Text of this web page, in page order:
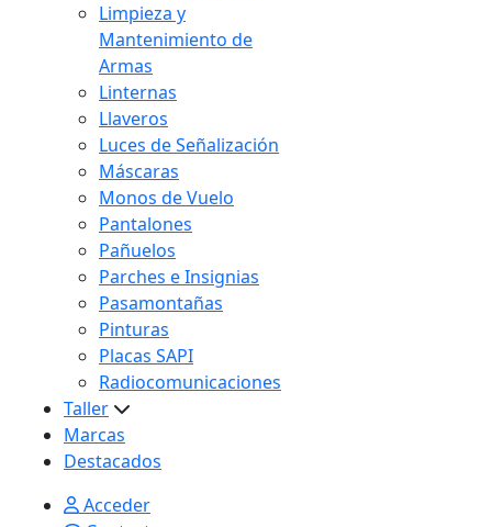
Limpieza y
Mantenimiento de
Armas
Linternas
Llaveros
Luces de Señalización
Máscaras
Monos de Vuelo
Pantalones
Pañuelos
Parches e Insignias
Pasamontañas
Pinturas
Placas SAPI
Radiocomunicaciones
Taller
Marcas
Destacados
Acceder